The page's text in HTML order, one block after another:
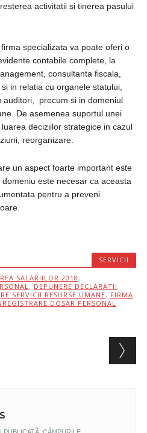
activitatii si tinerea pasului
specializata va poate oferi o
contabile complete, la
consultanta fiscala,
in relatia cu organele statului,
auditori, precum si in domeniul
De asemenea suportul unei
deciziilor strategice in cazul
reorganizare.
un aspect foarte important este
este necesar ca aceasta
pentru a preveni
SERVICII
SALARIILOR 2018 ,
, DEPUNERE DECLARATII
SERVICII RESURSE UMANE, FIRMA
DOSAR PERSONAL